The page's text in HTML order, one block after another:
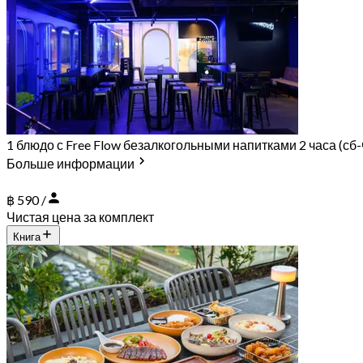
1 блюдо с Free Flow безалкогольными напитками 2 часа (сб-
Больше информации
฿ 590 /
Чистая цена за комплект
Книга